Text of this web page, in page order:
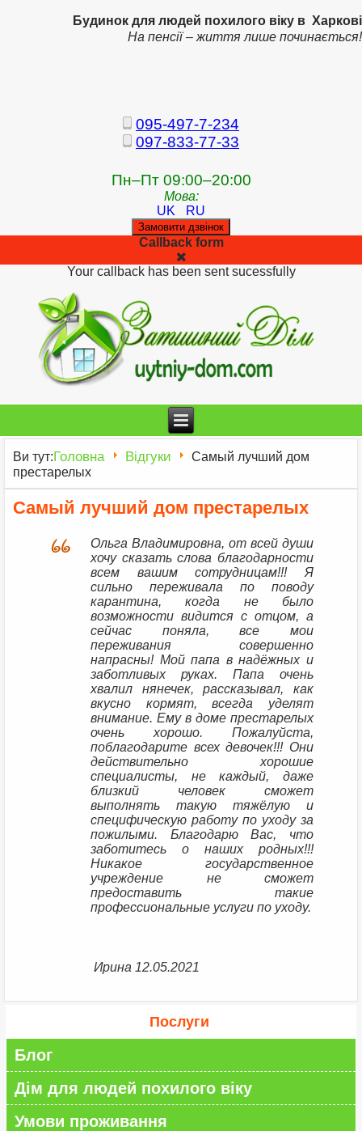
Будинок для людей похилого віку в Харкові
На пенсії – життя лише починається!
095-497-7-234
097-833-77-33
Пн–Пт 09:00–20:00
Мова:
UK
RU
Замовити дзвінок
Callback form
Your callback has been sent sucessfully
Ви тут:Головна Відгуки
Самый лучший дом
престарелых
Самый лучший дом престарелых
Ольга Владимировна, от всей души
хочу сказать слова благодарности
всем вашим сотрудницам!!! Я
сильно переживала по поводу
карантина, когда не было
возможности видится с отцом, а
сейчас поняла, все мои
переживания совершенно
напрасны! Мой папа в надёжных и
заботливых руках. Папа очень
хвалил нянечек, рассказывал, как
вкусно кормят, всегда уделят
внимание. Ему в доме престарелых
очень хорошо. Пожалуйста,
поблагодарите всех девочек!!! Они
действительно хорошие
специалисты, не каждый, даже
близкий человек сможет
выполнять такую тяжёлую и
специфическую работу по уходу за
пожилыми. Благодарю Вас, что
заботитесь о наших родных!!!
Никакое государственное
учреждение не сможет
предоставить такие
профессиональные услуги по уходу.
Ирина 12.05.2021
Послуги
Блог
Дім для людей похилого віку
Умови проживання